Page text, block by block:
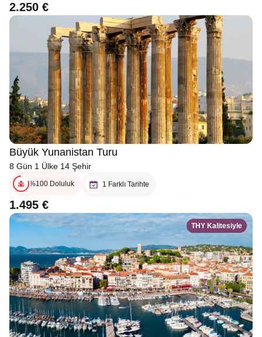
2.250 €
Büyük Yunanistan Turu
8 Gün 1 Ülke 14 Şehir
%100 Doluluk 1 Farklı Tarihte
1.495 €
THY Kalitesiyle